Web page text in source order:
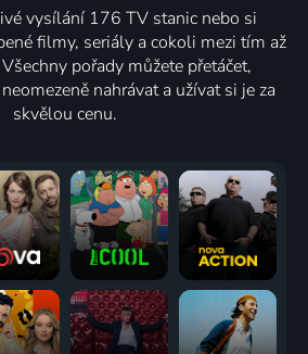
vysílání 176 TV stanic nebo si
filmy, seriály a cokoli mezi tím až
pořady můžete přetáčet,
nahrávat a užívat si je za
skvělou cenu.